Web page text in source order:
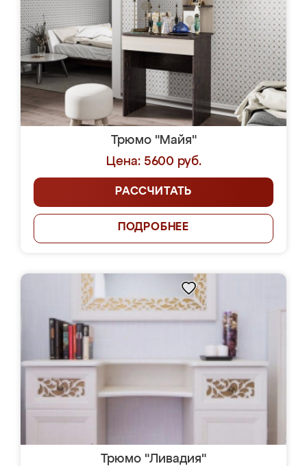
Трюмо "Майя"
Цена: 5600 руб.
РАССЧИТАТЬ
ПОДРОБНЕЕ
Трюмо "Ливадия"